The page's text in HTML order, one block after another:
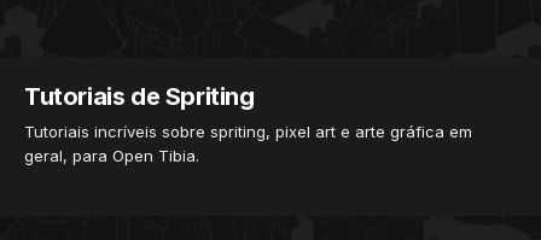
Tutoriais de Spriting
Tutoriais incríveis sobre spriting, pixel art e arte gráfica em
geral, para Open Tibia.